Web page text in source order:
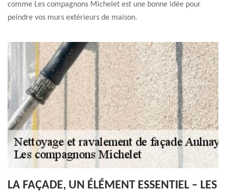
comme Les compagnons Michelet est une bonne idée pour
peindre vos murs extérieurs de maison.
LA FAÇADE, UN ÉLÉMENT ESSENTIEL – LES